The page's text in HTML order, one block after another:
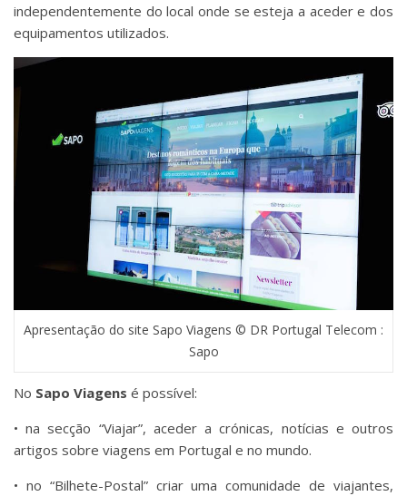
independentemente do local onde se esteja a aceder e dos
equipamentos utilizados.
Apresentação do site Sapo Viagens © DR Portugal Telecom :
Sapo
No Sapo Viagens é possível:
• na secção “Viajar”, aceder a crónicas, notícias e outros
artigos sobre viagens em Portugal e no mundo.
• no “Bilhete-Postal” criar uma comunidade de viajantes,